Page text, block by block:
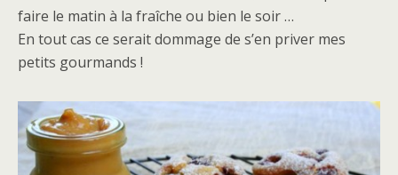
faire le matin à la fraîche ou bien le soir …
En tout cas ce serait dommage de s’en priver mes
petits gourmands !